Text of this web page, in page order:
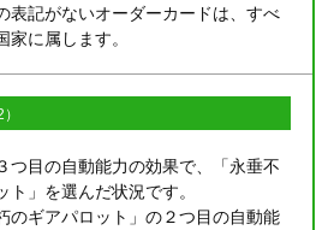
表記がないオーダーカードは、すべ
家に属します。
つ目の自動能力の効果で、「永垂不
ト」を選んだ状況です。
のギアパロット」の２つ目の自動能